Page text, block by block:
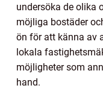
undersöka de olika
möjliga bostäder
ön för att känna av
lokala
möjligheter som
hand.